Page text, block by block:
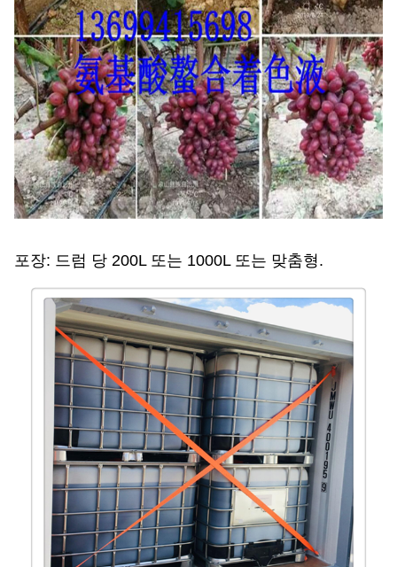
포장: 드럼 당 200L 또는 1000L 또는 맞춤형.